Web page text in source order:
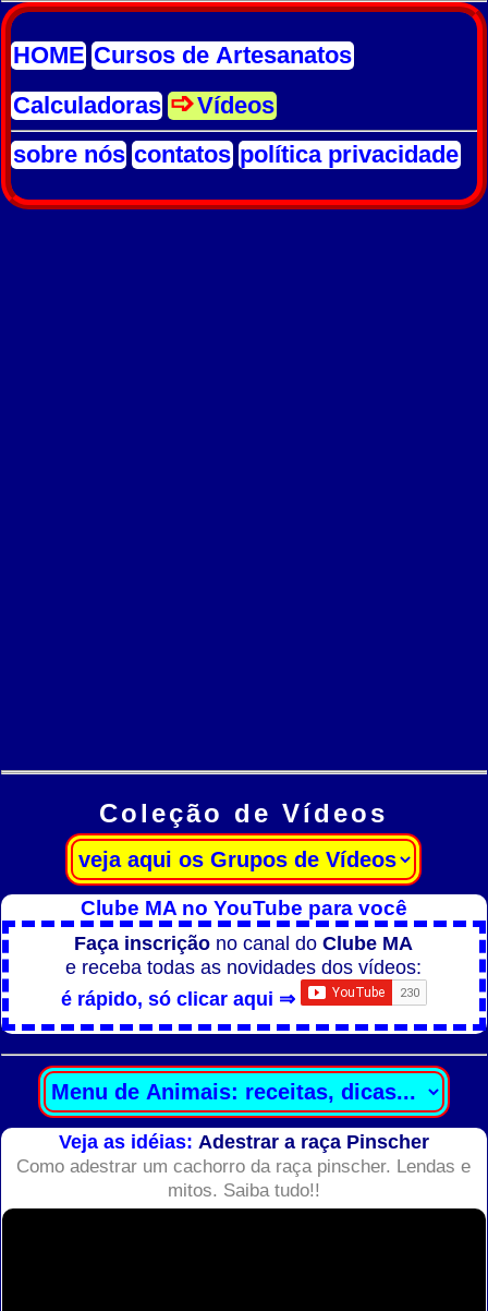
HOME Cursos de Artesanatos
Calculadoras
Vídeos
sobre nós contatos política privacidade
Coleção de Vídeos
Clube MA no YouTube para você
Faça inscrição no canal doClube MA
e receba todas as novidades dos vídeos:
é rápido, só clicar aqui ⇒
Veja as idéias: Adestrar a raça Pinscher
Como adestrar um cachorro da raça pinscher. Lendas e
mitos. Saiba tudo!!